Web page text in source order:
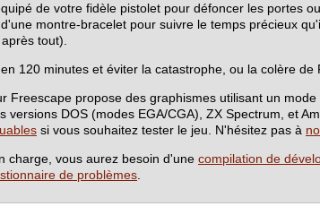
de votre fidèle pistolet pour défoncer les portes
montre-bracelet pour suivre le temps précieux
tout).
120 minutes et éviter la catastrophe, ou la colère de
Freescape propose des graphismes utilisant un
versions DOS (modes EGA/CGA), ZX Spectrum, et
si vous souhaitez tester le jeu. N'hésitez pas à
charge, vous aurez besoin d'une compilation de
de problèmes